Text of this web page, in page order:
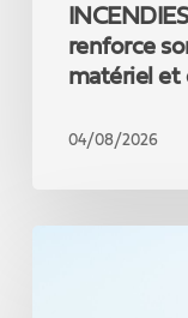
personnel.
renforce
matériel et
04/08/2026